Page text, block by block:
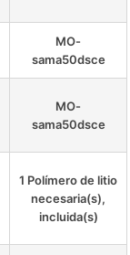
MO-
sama50dsce
MO-
sama50dsce
1 Polímero de litio
necesaria(s),
incluida(s)